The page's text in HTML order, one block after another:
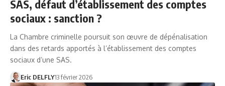
SAS, défaut d’établissement des comptes
sociaux : sanction ?
La Chambre criminelle poursuit son œuvre de dépénalisation
dans des retards apportés à l’établissement des comptes
sociaux d’une SAS.
Eric DELFLY13 février 2026